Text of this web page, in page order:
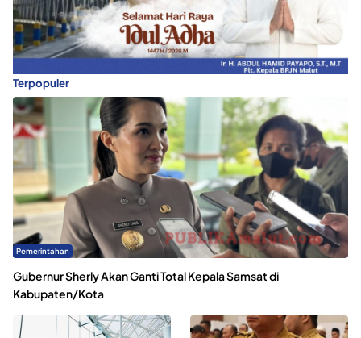
Terpopuler
Pemerintahan
Gubernur Sherly Akan Ganti Total Kepala Samsat di
Kabupaten/Kota